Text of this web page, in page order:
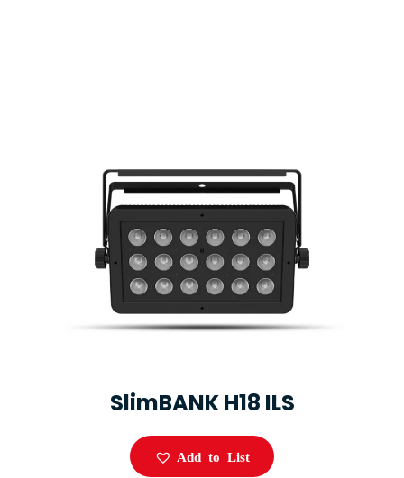
SlimBANK H18 ILS
Add to List